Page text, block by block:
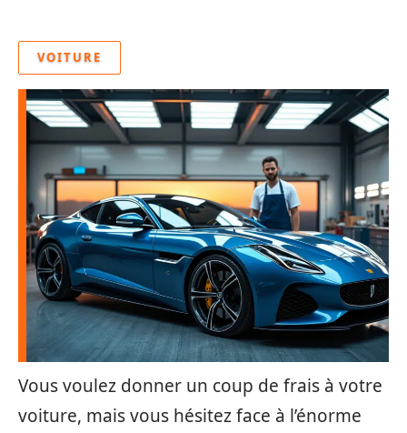
VOITURE
Vous voulez donner un coup de frais à votre
voiture, mais vous hésitez face à l’énorme